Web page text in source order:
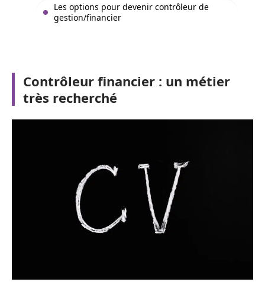
Les options pour devenir contrôleur de
gestion/financier
Contrôleur financier : un métier
très recherché